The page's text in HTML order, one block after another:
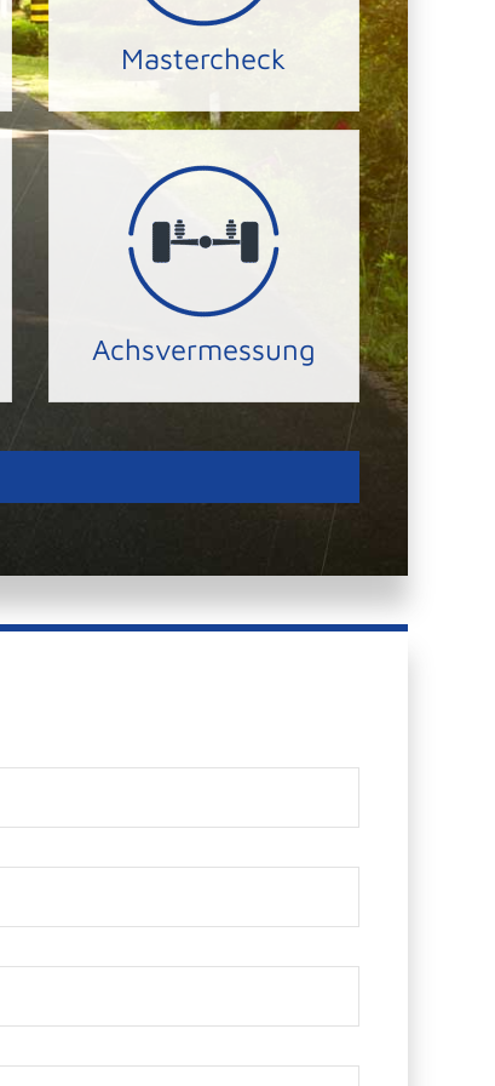
Mastercheck
PKW Mastercheck
Wir überprüfen Ihren PKW,
Achsvermessung
ACHSVERMESSUNG
Durch das präzise Einstellen
der Achsgeometrie erhöhen
wir die Laufleistung Ihrer
Reifen und Ihre Sicherheit.